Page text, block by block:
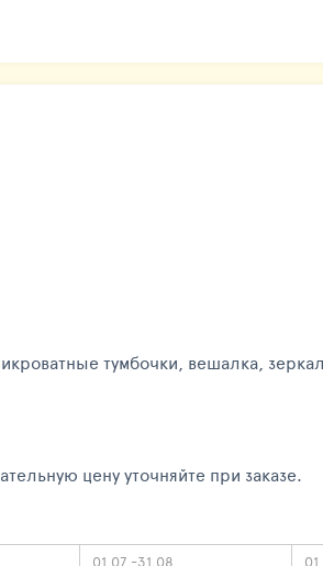
тумбочки, вешалка,
цену уточняйте при заказе.
01.07.-31.08.